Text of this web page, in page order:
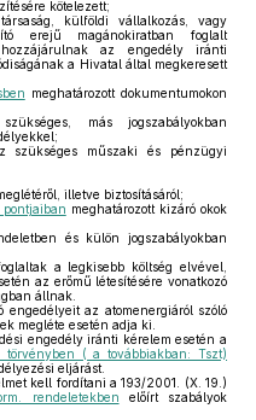
kötelezett;
külföldi vállalkozás, vagy
erejű magánokiratban foglalt
az engedély iránti
a Hivatal által megkeresett
meghatározott dokumentumokon
más jogszabályokban
szükséges műszaki és pénzügyi
illetve biztosításáról;
pontjaiban meghatározott kizáró okok
és külön jogszabályokban
a legkisebb költség elvével,
az erőmű létesítésére vonatkozó
állnak.
engedélyeit az atomenergiáról szóló
megléte esetén adja ki.
engedély iránti kérelem esetén a
törvényben ( a továbbiakban: Tszt)
eljárást.
kell fordítani a 193/2001. (X. 19.)
rendeletekben előírt szabályok